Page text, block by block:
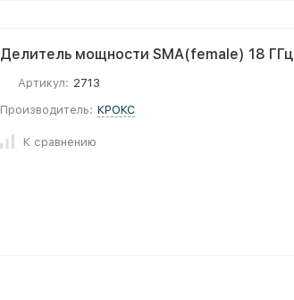
Делитель мощности SMA(female) 18 ГГц
Артикул: 2713
Производитель: КРОКС
К сравнению